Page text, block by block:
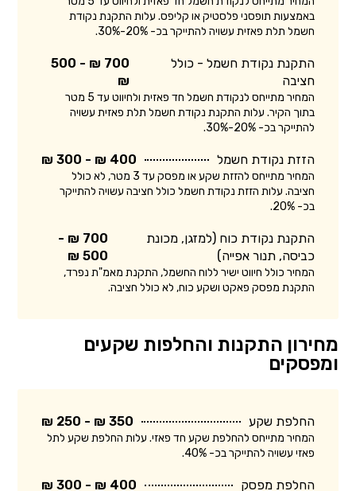
באמצעות תופסני פלסטיק או קליפס. עלות התקנת נקודת
חשמל תלת פאזית עשויה להתייקר בכ- 20%-30%.
התקנת נקודת חשמל - כולל
חציבה
700 ₪ - 500
₪
המחיר מתייחס לנקודת חשמל חד פאזית ולחיווט עד 5 מטר
בתוך הקיר. עלות התקנת נקודת חשמל תלת פאזית עשויה
להתייקר בכ- 20%-30%.
הזזת נקודת חשמל 400 ₪ - 300 ₪
המחיר מתייחס להזזת שקע או מפסק עד 3 מטר, לא כולל
חציבה. עלות הזזת נקודת חשמל כולל חציבה עשויה להתייקר
בכ- 20%.
התקנת נקודת כוח (למזגן, מכונת
כביסה, תנור אפייה)
700 ₪ -
500 ₪
המחיר כולל חיווט ישיר ללוח החשמל, התקנת מאמ"ת נפרד,
התקנת מפסק פאקט ושקע כוח, לא כולל חציבה.
מחירון התקנות והחלפות שקעים
ומפסקים
החלפת שקע 350 ₪ - 250 ₪
המחיר מתייחס להחלפת שקע חד פאזי. עלות החלפת שקע לתל
פאזי עשויה להתייקר בכ- 40%.
החלפת מפסק 400 ₪ - 300 ₪